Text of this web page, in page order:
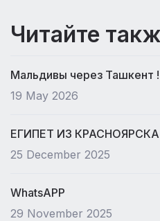
Читайте
Мальдивы через Ташкент
19 May 2026
ЕГИПЕТ ИЗ КРАСНОЯРСКА
25 December 2025
WhatsAPP
29 November 2025